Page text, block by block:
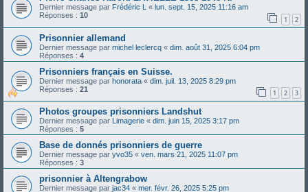
Dernier message par Frédéric L « lun. sept. 15, 2025 11:16 am
Réponses : 10 1 2
Prisonnier allemand
Dernier message par michel leclercq « dim. août 31, 2025 6:04 pm
Réponses : 4
Prisonniers français en Suisse.
Dernier message par honorata « dim. juil. 13, 2025 8:29 pm
Réponses : 21 1 2 3
Photos groupes prisonniers Landshut
Dernier message par Limagerie « dim. juin 15, 2025 3:17 pm
Réponses : 5
Base de donnés prisonniers de guerre
Dernier message par yvo35 « ven. mars 21, 2025 11:07 pm
Réponses : 3
prisonnier à Altengrabow
Dernier message par jac34 « mer. févr. 26, 2025 5:25 pm